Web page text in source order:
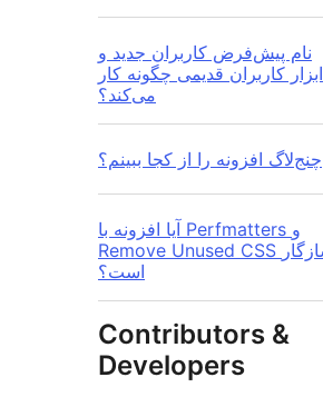
نام پیش‌فرض کاربران جدید و
ابزار کاربران قدیمی چگونه کار
می‌کند؟
چنج‌لاگ افزونه را از کجا ببینم؟
آیا افزونه با Perfmatters و
Remove Unused CSS سازگار
است؟
Contributors &
Developers